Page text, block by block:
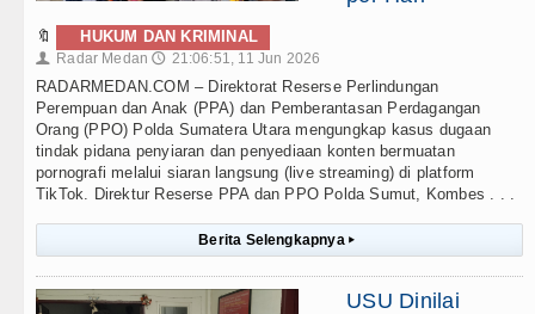
🔖 HUKUM DAN KRIMINAL
👤 Radar Medan 🕔 21:06:51, 11 Jun 2026
RADARMEDAN.COM – Direktorat Reserse Perlindungan
Perempuan dan Anak (PPA) dan Pemberantasan Perdagangan
Orang (PPO) Polda Sumatera Utara mengungkap kasus dugaan
tindak pidana penyiaran dan penyediaan konten bermuatan
pornografi melalui siaran langsung (live streaming) di platform
TikTok. Direktur Reserse PPA dan PPO Polda Sumut, Kombes . . .
Berita Selengkapnya ▸
USU Dinilai